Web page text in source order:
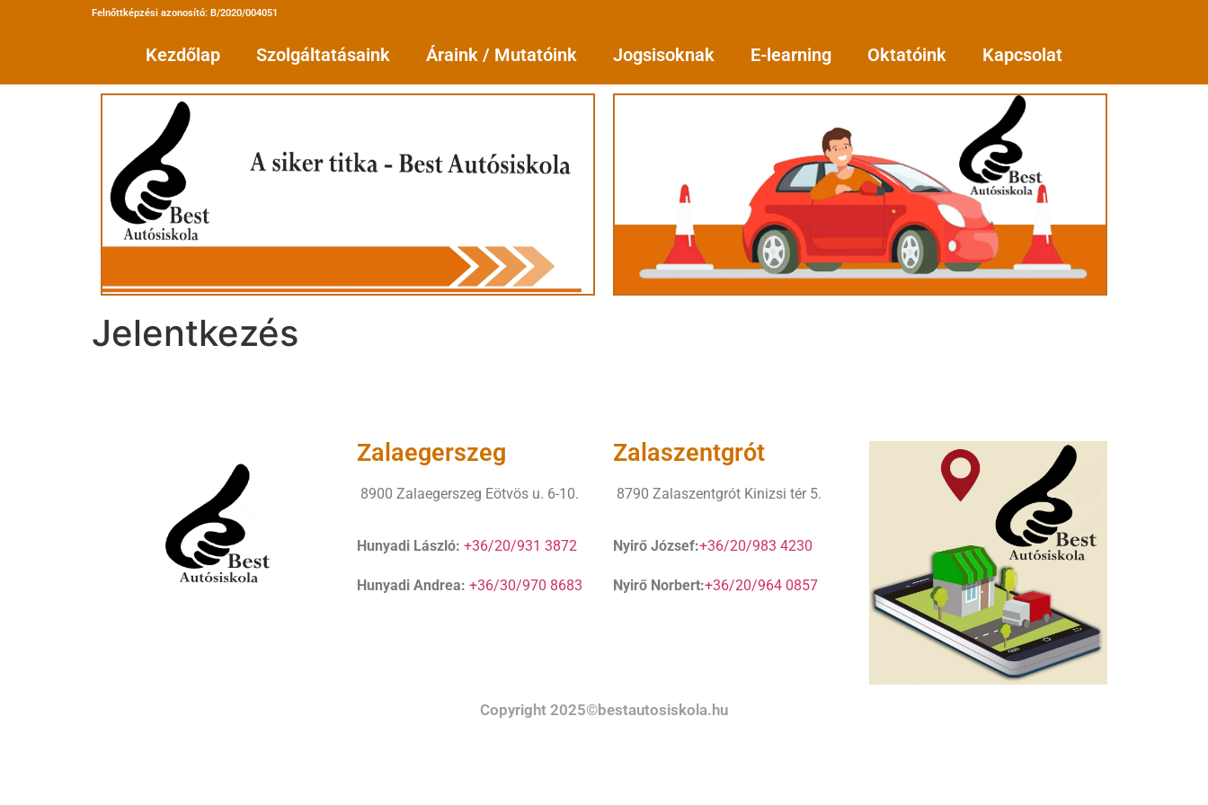
Felnőttképzési azonosító: B/2020/004051
Kezdőlap Szolgáltatásaink Áraink / Mutatóink Jogsisoknak E-learning Oktatóink Kapcsolat
Jelentkezés
Zalaegerszeg
8900 Zalaegerszeg Eötvös u. 6-10.
Hunyadi László: +36/20/931 3872
Hunyadi Andrea: +36/30/970 8683
Zalaszentgrót
8790 Zalaszentgrót Kinizsi tér 5.
Nyirő József:+36/20/983 4230
Nyirő Norbert:+36/20/964 0857
Copyright 2025©bestautosiskola.hu